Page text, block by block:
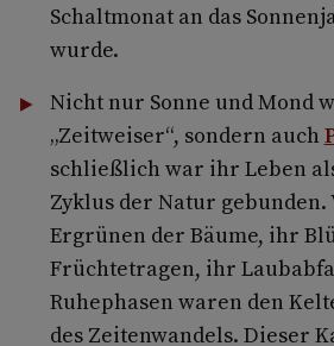
Schaltmonat an das
wurde.
Nicht nur Sonne und Mond
„Zeitweiser“, sondern auch
schließlich war ihr Leben
Zyklus der Natur gebunden.
Ergrünen der Bäume, ihr
Früchtetragen, ihr
Ruhephasen waren den
des Zeitenwandels. Dieser